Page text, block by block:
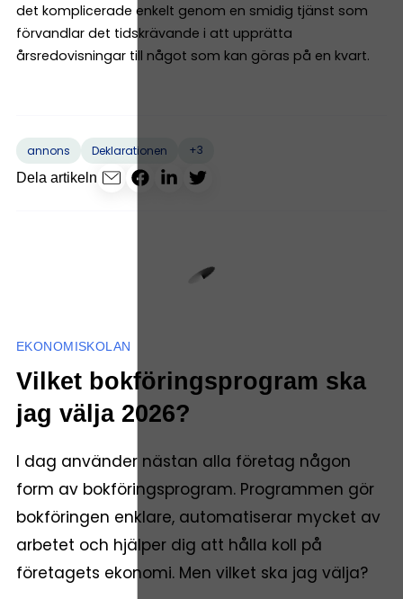
det komplicerade enkelt genom en smidig tjänst som
förvandlar det tidskrävande i att upprätta
årsredovisningar till något som kan göras på en kvart.
annons Deklarationen
+3
Dela artikeln
EKONOMISKOLAN
Vilket bokföringsprogram ska
jag välja 2026?
I dag använder nästan alla företag någon
form av bokföringsprogram. Programmen gör
bokföringen enklare, automatiserar mycket av
arbetet och hjälper dig att hålla koll på
företagets ekonomi. Men vilket ska jag välja?